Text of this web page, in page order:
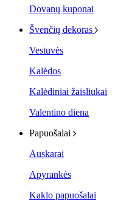
Dovanų kuponai
Švenčių dekoras
Vestuvės
Kalėdos
Kalėdiniai žaisliukai
Valentino diena
Papuošalai
Auskarai
Apyrankės
Kaklo papuošalai